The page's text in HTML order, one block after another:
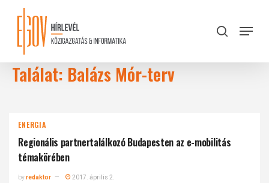
content
search
Menu
Találat: Balázs Mór-terv
ENERGIA
Regionális partnertalálkozó Budapesten az e-mobilitás
témakörében
byredaktor 2017. április 2.
Close